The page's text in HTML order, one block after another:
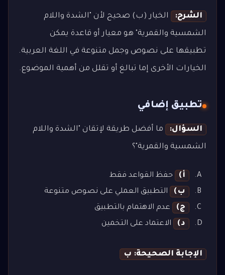
الشرح: الخيار (ب) صحيح لأن "الشدة واللام
الشمسية والقمرية" هو معيار أو قاعدة يمكن
تطبيقها على نصوص وجمل متنوعة في اللغة العربية.
الخيارات الأخرى إما تبالغ أو تقلل من أهمية الموضوع.
تطبيق إضافي
السؤال: ما أفضل طريقة لإتقان "الشدة واللام
الشمسية والقمرية"؟
أ)
حفظ القواعد فقط
ب)
التطبيق العملي على نصوص متنوعة
ج)
عدم الاهتمام بالتطبيق
د)
الاعتماد على التخمين
الإجابة الصحيحة: ب